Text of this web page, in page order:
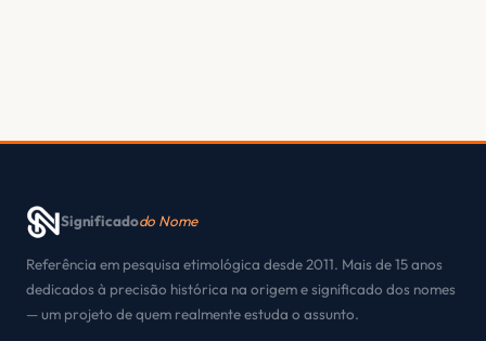
Significadodo Nome
Referência em pesquisa etimológica desde 2011. Mais de 15 anos
dedicados à precisão histórica na origem e significado dos nomes
— um projeto de quem realmente estuda o assunto.